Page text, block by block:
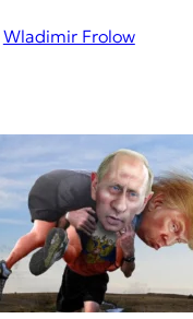
Wladimir Frolow